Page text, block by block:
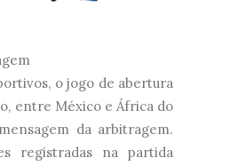
o jogo de abertura
entre México e África do
da arbitragem.
registradas na partida